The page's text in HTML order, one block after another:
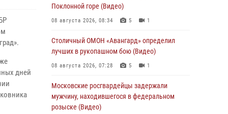
дней
Поклонной горе (Видео)
08 августа 2026, 08:34 5 1
Столичный ОМОН «Авангард» определил
лучших в рукопашном бою (Видео)
08 августа 2026, 07:28 5 1
Московские росгвардейцы задержали
мужчину, находившегося в федеральном
розыске (Видео)